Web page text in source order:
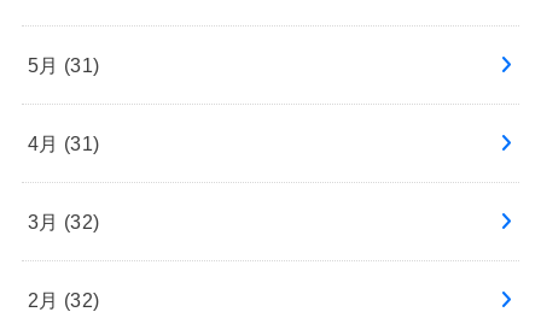
5月 (31)
4月 (31)
3月 (32)
2月 (32)